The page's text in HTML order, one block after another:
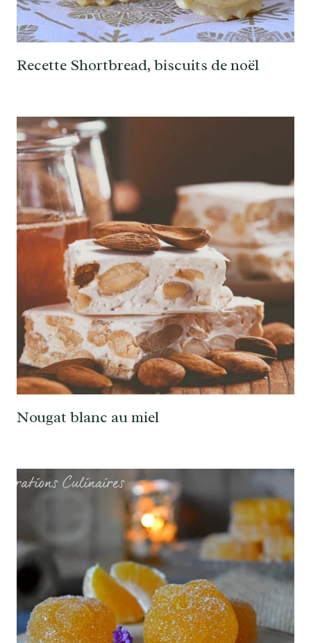
Recette Shortbread, biscuits de noël
Nougat blanc au miel